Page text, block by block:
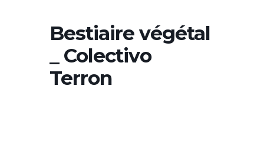
Bestiaire végétal
_ Colectivo
Terron